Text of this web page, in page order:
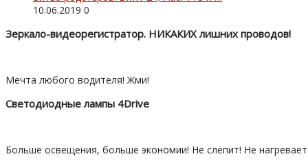
10.06.2019 0
Зеркало-видеорегистратор. НИКАКИХ лишних проводов!
Мечта любого водителя! Жми!
Светодиодные лампы 4Drive
Больше освещения, больше экономии! Не слепит! Не